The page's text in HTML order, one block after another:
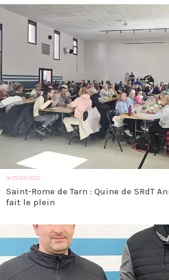
le 05/03/2025
Saint-Rome de Tarn : Quine de SRdT
fait le plein